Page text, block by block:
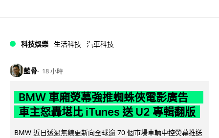
科技娛樂 生活科技 汽車科技
藍骨 18 小時
BMW 車廂熒幕強推蜘蛛俠電影廣告
車主怒轟堪比 iTunes 送 U2 專輯翻版
BMW 近日透過無線更新向全球逾 70 個市場車輛中控熒幕推送